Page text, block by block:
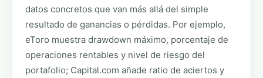
datos concretos que van más allá del simple
resultado de ganancias o pérdidas. Por ejemplo,
eToro muestra drawdown máximo, porcentaje de
operaciones rentables y nivel de riesgo del
portafolio; Capital.com añade ratio de aciertos y